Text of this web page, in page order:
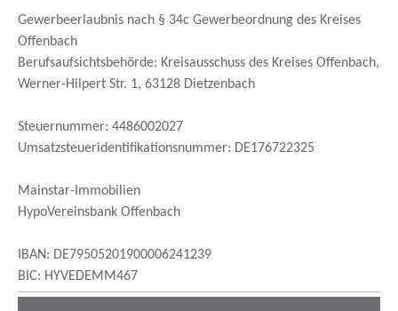
Gewerbeerlaubnis nach § 34c Gewerbeordnung des Kreises
Offenbach
Berufsaufsichtsbehörde: Kreisausschuss des Kreises Offenbach,
Werner-Hilpert Str. 1, 63128 Dietzenbach
Steuernummer: 4486002027
Umsatzsteueridentifikationsnummer: DE176722325
Mainstar-Immobilien
HypoVereinsbank Offenbach
IBAN: DE79505201900006241239
BIC: HYVEDEMM467